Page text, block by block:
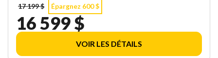
17 199 $
Épargnez 600 $
16 599 $
VOIR LES DÉTAILS